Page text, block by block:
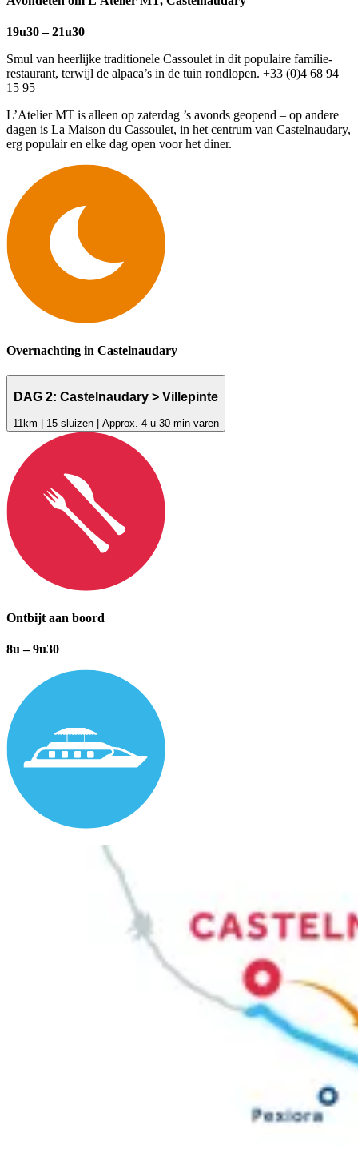
19u30 – 21u30
Smul van heerlijke traditionele Cassoulet in dit populaire familie-
restaurant, terwijl de alpaca’s in de tuin rondlopen. +33 (0)4 68 94
15 95
L’Atelier MT is alleen op zaterdag ’s avonds geopend – op andere
dagen is La Maison du Cassoulet, in het centrum van Castelnaudary,
erg populair en elke dag open voor het diner.
Overnachting in Castelnaudary
DAG 2: Castelnaudary > Villepinte
11km | 15 sluizen | Approx. 4 u 30 min varen
Ontbijt aan boord
8u – 9u30